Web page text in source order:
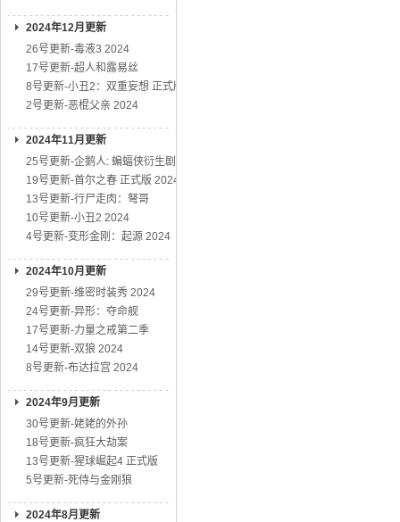
2024年12月更新
26号更新-毒液3 2024
17号更新-超人和露易丝
8号更新-小丑2：双重妄想 正式版
2号更新-恶棍父亲 2024
2024年11月更新
25号更新-企鹅人: 蝙蝠侠衍生剧
19号更新-首尔之春 正式版 2024
13号更新-行尸走肉：弩哥
10号更新-小丑2 2024
4号更新-变形金刚：起源 2024
2024年10月更新
29号更新-维密时装秀 2024
24号更新-异形：夺命舰
17号更新-力量之戒第二季
14号更新-双狼 2024
8号更新-布达拉宫 2024
2024年9月更新
30号更新-姥姥的外孙
18号更新-疯狂大劫案
13号更新-猩球崛起4 正式版
5号更新-死侍与金刚狼
2024年8月更新